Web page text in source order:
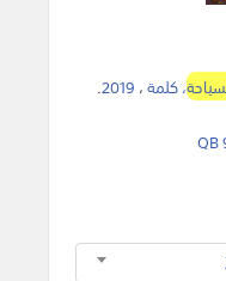
، كلمة، 2019
.
QB